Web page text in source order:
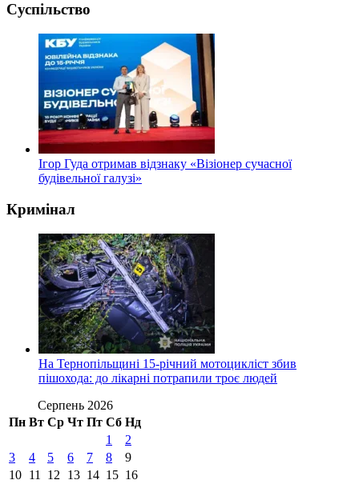
Суспільство
Ігор Гуда отримав відзнаку «Візіонер сучасної
будівельної галузі»
Кримінал
На Тернопільщині 15-річний мотоцикліст збив
пішохода: до лікарні потрапили троє людей
Серпень 2026
Пн Вт Ср Чт Пт Сб Нд
1
2
3
4 5 6 7 8
9
10 11 12 13 14 15 16